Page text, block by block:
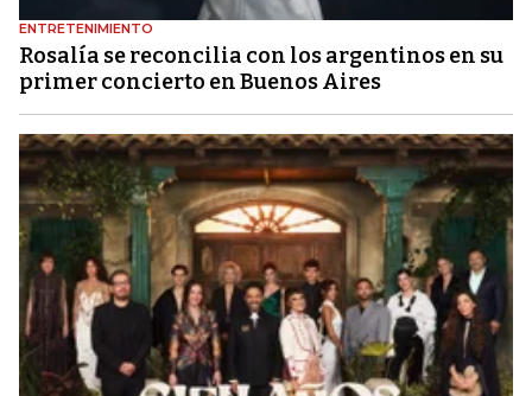
ENTRETENIMIENTO
Rosalía se reconcilia con los argentinos en su
primer concierto en Buenos Aires